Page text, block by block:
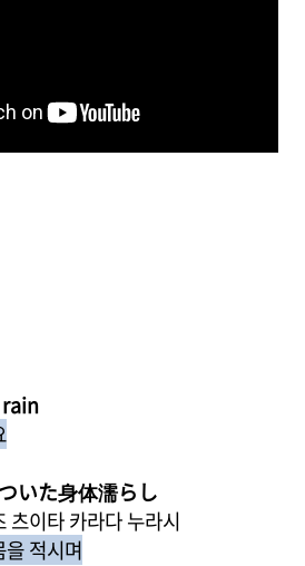
いた身体濡らし
츠이타 카라다 누라시
적시며